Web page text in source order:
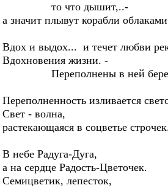
то что дышит,..-
а значит плывут корабли
Вдох и выдох... и течет любви
Вдохновения жизни. -
Переполнены в ней
Переполненность изливается
Свет - волна,
растекающаяся в соцветье
В небе Радуга-Дуга,
а на сердце Радость-Цветочек.
Семицветик, лепесток,